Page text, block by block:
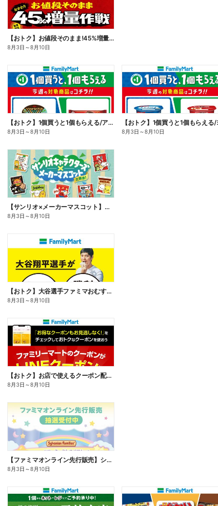
【おトク】お値段そのまま!45%増量作戦!
8月3日 ～8月10日
【おトク】1個買うと1個もらえる/アイス
8月3日 ～8月10日 8月3日 ～8月10日
【サンリオ×メーカーマスコット】オリジナルグッズ貰える!
8月3日 ～8月10日
【おトク】大谷選手ファミマおむすび割
8月3日 ～8月10日
【おトク】お店で使えるクーポン配信中
8月3日 ～8月10日
【ファミマオンライン先行販売】シルバニアファミリー
8月3日 ～8月10日